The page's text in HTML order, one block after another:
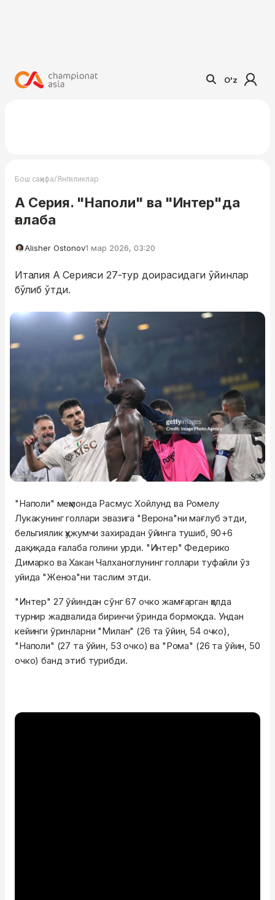
O'z
Бош саҳифа/Янгиликлар
А Серия. "Наполи" ва "Интер"да
ғалаба
Alisher Ostonov1 мар 2026, 03:20
Италия А Серияси 27-тур доирасидаги ўйинлар
бўлиб ўтди.
"Наполи" меҳмонда Расмус Хойлунд ва Ромелу
Лукакунинг голлари эвазига "Верона"ни мағлуб этди,
бельгиялик ҳужумчи захирадан ўйинга тушиб, 90+6
дақиқада ғалаба голини урди. "Интер" Федерико
Димарко ва Хакан Чалханоглунинг голлари туфайли ўз
уйида "Женоа"ни таслим этди.
"Интер" 27 ўйиндан сўнг 67 очко жамғарган ҳолда
турнир жадвалида биринчи ўринда бормоқда. Ундан
кейинги ўринларни "Милан" (26 та ўйин, 54 очко),
"Наполи" (27 та ўйин, 53 очко) ва "Рома" (26 та ўйин, 50
очко) банд этиб турибди.